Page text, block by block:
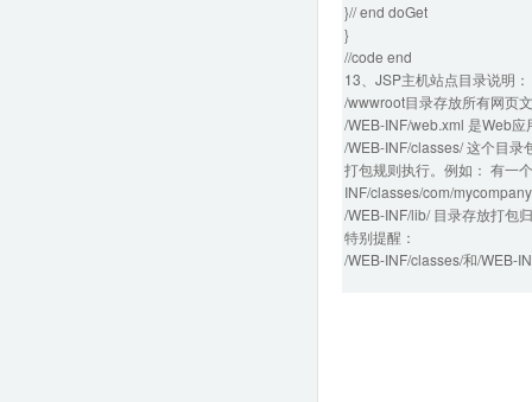
}// end doGet
}
//code end
13、JSP主机站点目录说明：
/wwwroot目录存放所有网页
/WEB-INF/web.xml 是Web
/WEB-INF/classes/ 这个目
打包规则执行。例如： 有一
INF/classes/com/
/WEB-INF/lib/ 目录存放打包
特别提醒：
/WEB-INF/classes/和/WEB-